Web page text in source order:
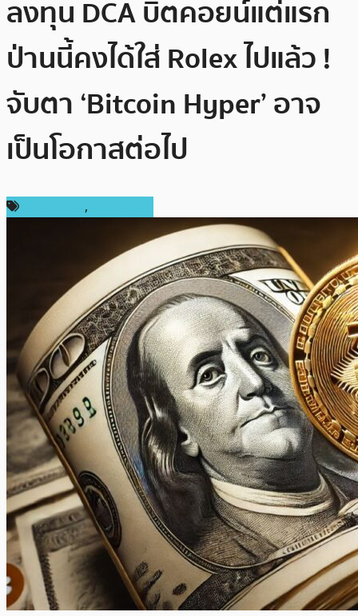
ลงทุน DCA บิตคอยน์แต่แรก
ป่านนี้คงได้ใส่ Rolex ไปแล้ว !
จับตา ‘Bitcoin Hyper’ อาจ
เป็นโอกาสต่อไป
,